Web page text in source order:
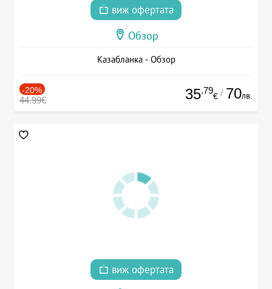
виж офертата
Обзор
Казабланка - Обзор
-20%
44.99€ 35.79
€ / 70лв.
виж офертата